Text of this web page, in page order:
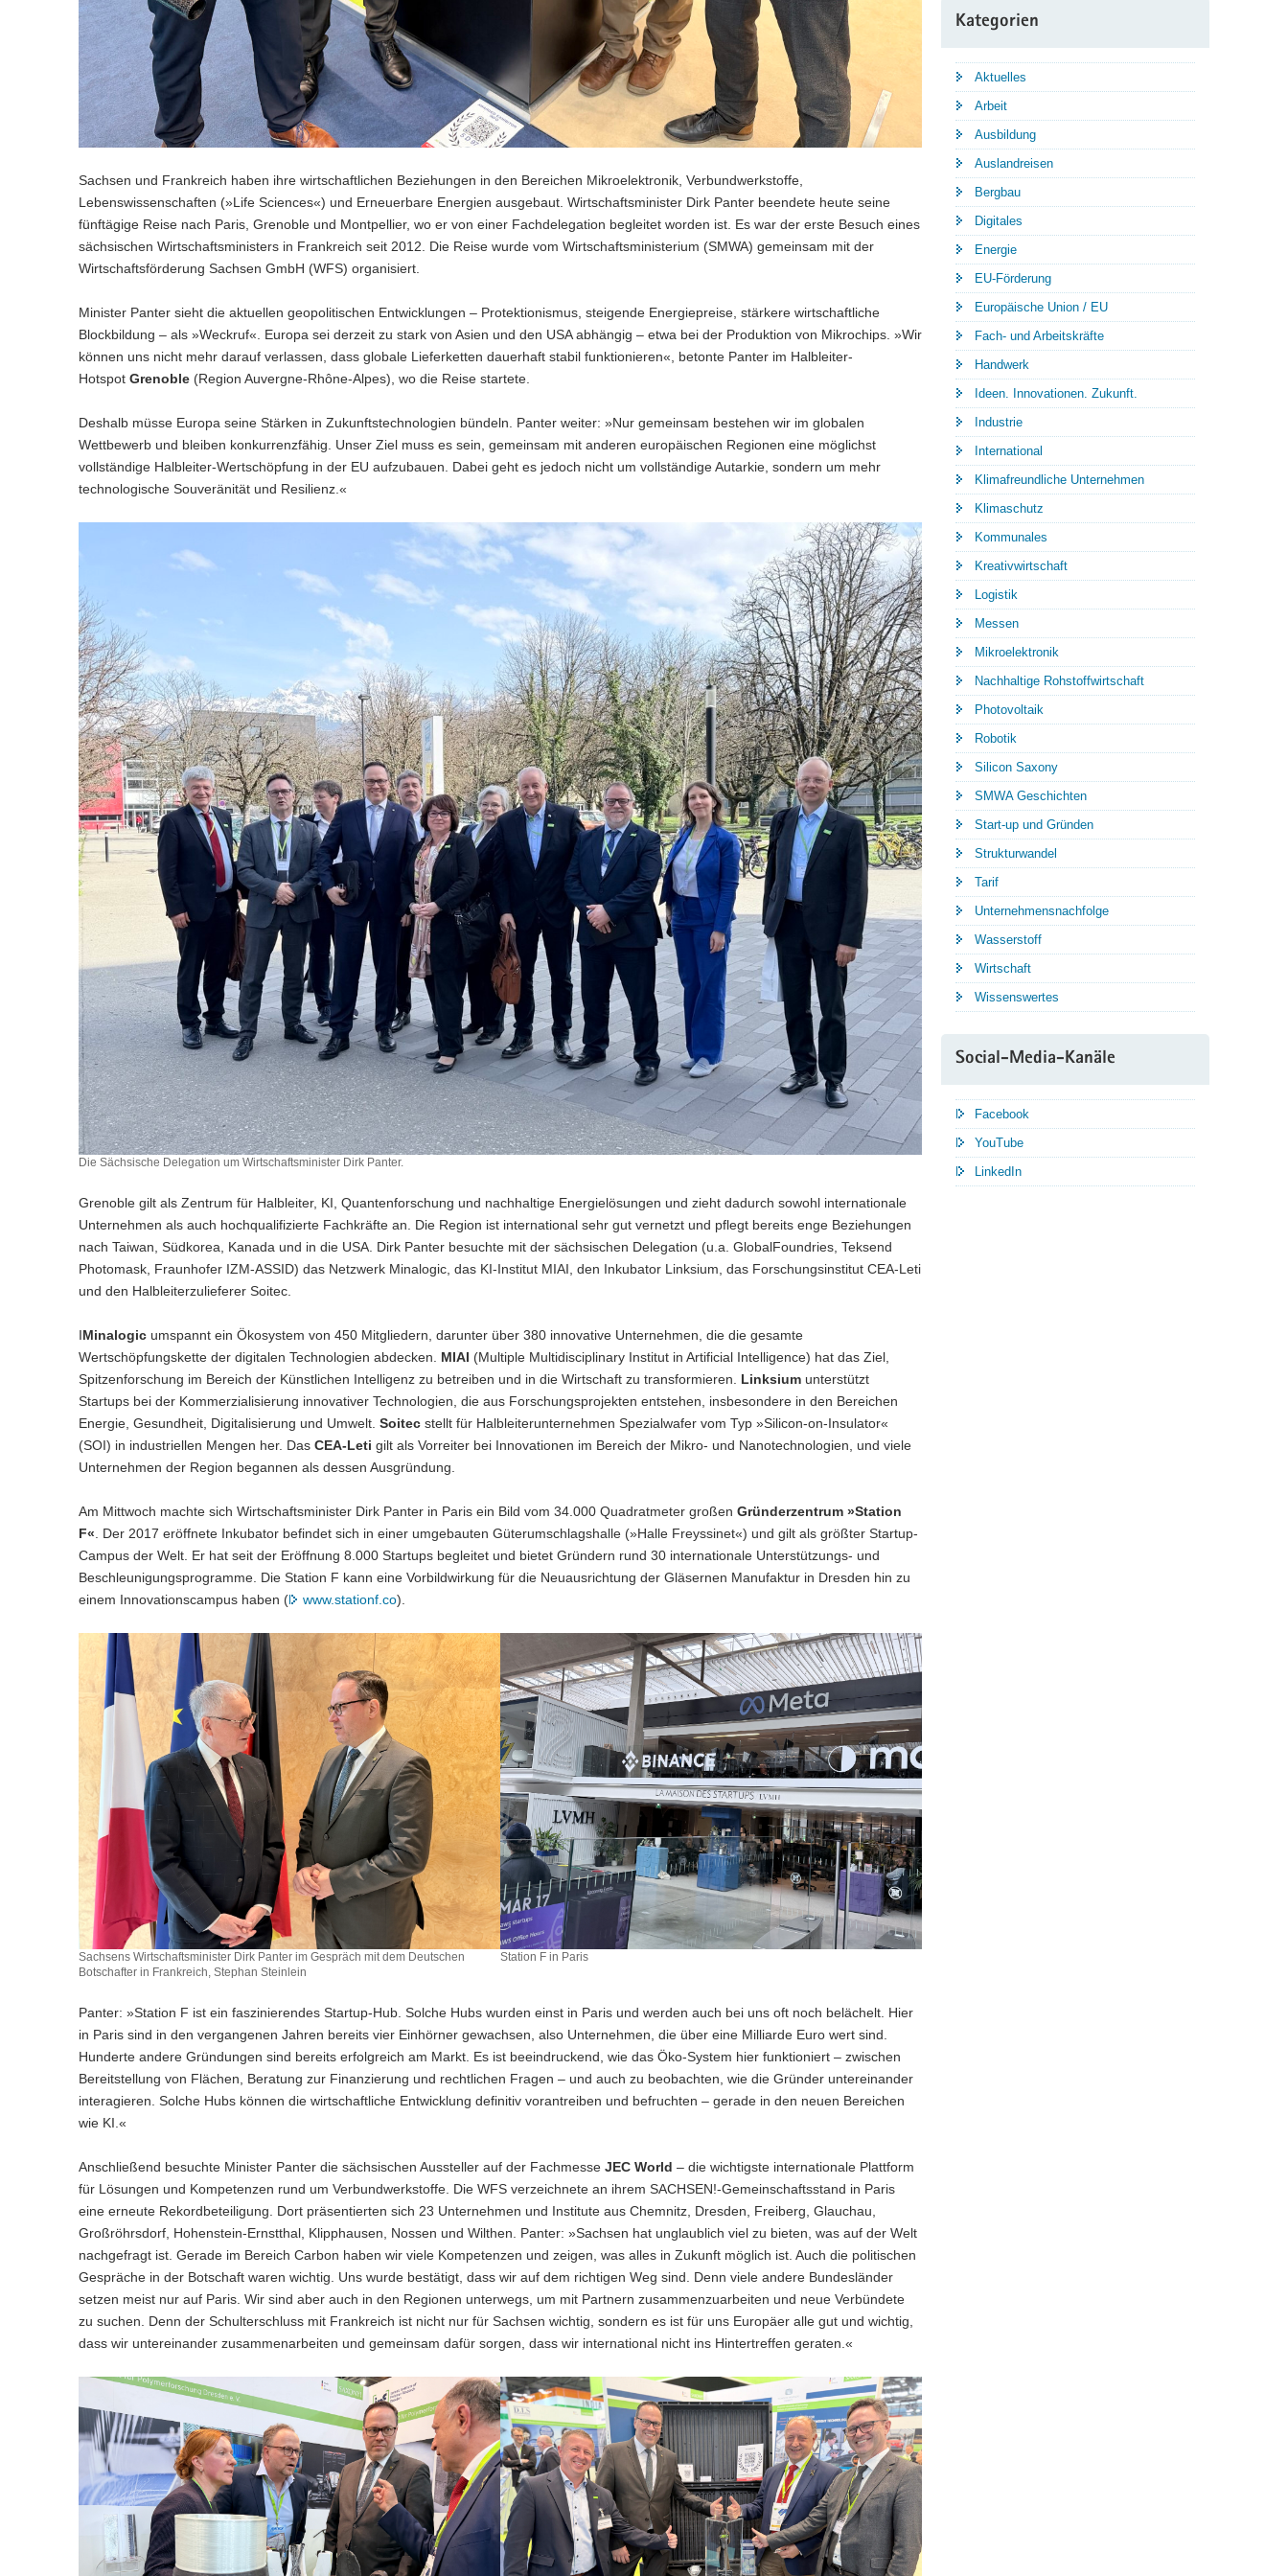
Sachsen und Frankreich haben ihre wirtschaftlichen Beziehungen in den Bereichen Mikroelektronik, Verbundwerkstoffe,
Lebenswissenschaften (»Life Sciences«) und Erneuerbare Energien ausgebaut. Wirtschaftsminister Dirk Panter beendete heute seine
fünftägige Reise nach Paris, Grenoble und Montpellier, wo er von einer Fachdelegation begleitet worden ist. Es war der erste Besuch eines
sächsischen Wirtschaftsministers in Frankreich seit 2012. Die Reise wurde vom Wirtschaftsministerium (SMWA) gemeinsam mit der
Wirtschaftsförderung Sachsen GmbH (WFS) organisiert.
Minister Panter sieht die aktuellen geopolitischen Entwicklungen – Protektionismus, steigende Energiepreise, stärkere wirtschaftliche
Blockbildung – als »Weckruf«. Europa sei derzeit zu stark von Asien und den USA abhängig – etwa bei der Produktion von Mikrochips. »Wir
können uns nicht mehr darauf verlassen, dass globale Lieferketten dauerhaft stabil funktionieren«, betonte Panter im Halbleiter-
Hotspot Grenoble (Region Auvergne-Rhône-Alpes), wo die Reise startete.
Deshalb müsse Europa seine Stärken in Zukunftstechnologien bündeln. Panter weiter: »Nur gemeinsam bestehen wir im globalen
Wettbewerb und bleiben konkurrenzfähig. Unser Ziel muss es sein, gemeinsam mit anderen europäischen Regionen eine möglichst
vollständige Halbleiter-Wertschöpfung in der EU aufzubauen. Dabei geht es jedoch nicht um vollständige Autarkie, sondern um mehr
technologische Souveränität und Resilienz.«
Die Sächsische Delegation um Wirtschaftsminister Dirk Panter.
Grenoble gilt als Zentrum für Halbleiter, KI, Quantenforschung und nachhaltige Energielösungen und zieht dadurch sowohl internationale
Unternehmen als auch hochqualifizierte Fachkräfte an. Die Region ist international sehr gut vernetzt und pflegt bereits enge Beziehungen
nach Taiwan, Südkorea, Kanada und in die USA. Dirk Panter besuchte mit der sächsischen Delegation (u.a. GlobalFoundries, Teksend
Photomask, Fraunhofer IZM-ASSID) das Netzwerk Minalogic, das KI-Institut MIAI, den Inkubator Linksium, das Forschungsinstitut CEA-Leti
und den Halbleiterzulieferer Soitec.
IMinalogic umspannt ein Ökosystem von 450 Mitgliedern, darunter über 380 innovative Unternehmen, die die gesamte
Wertschöpfungskette der digitalen Technologien abdecken. MIAI (Multiple Multidisciplinary Institut in Artificial Intelligence) hat das Ziel,
Spitzenforschung im Bereich der Künstlichen Intelligenz zu betreiben und in die Wirtschaft zu transformieren. Linksium unterstützt
Startups bei der Kommerzialisierung innovativer Technologien, die aus Forschungsprojekten entstehen, insbesondere in den Bereichen
Energie, Gesundheit, Digitalisierung und Umwelt. Soitec stellt für Halbleiterunternehmen Spezialwafer vom Typ »Silicon-on-Insulator«
(SOI) in industriellen Mengen her. Das CEA-Leti gilt als Vorreiter bei Innovationen im Bereich der Mikro- und Nanotechnologien, und viele
Unternehmen der Region begannen als dessen Ausgründung.
Am Mittwoch machte sich Wirtschaftsminister Dirk Panter in Paris ein Bild vom 34.000 Quadratmeter großen Gründerzentrum »Station
F« . Der 2017 eröffnete Inkubator befindet sich in einer umgebauten Güterumschlagshalle (»Halle Freyssinet«) und gilt als größter Startup-
Campus der Welt. Er hat seit der Eröffnung 8.000 Startups begleitet und bietet Gründern rund 30 internationale Unterstützungs- und
Beschleunigungsprogramme. Die Station F kann eine Vorbildwirkung für die Neuausrichtung der Gläsernen Manufaktur in Dresden hin zu
einem Innovationscampus haben (
www.stationf.co).
Sachsens Wirtschaftsminister Dirk Panter im Gespräch mit dem Deutschen
Botschafter in Frankreich, Stephan Steinlein
Station F in Paris
Panter: »Station F ist ein faszinierendes Startup-Hub. Solche Hubs wurden einst in Paris und werden auch bei uns oft noch belächelt. Hier
in Paris sind in den vergangenen Jahren bereits vier Einhörner gewachsen, also Unternehmen, die über eine Milliarde Euro wert sind.
Hunderte andere Gründungen sind bereits erfolgreich am Markt. Es ist beeindruckend, wie das Öko-System hier funktioniert – zwischen
Bereitstellung von Flächen, Beratung zur Finanzierung und rechtlichen Fragen – und auch zu beobachten, wie die Gründer untereinander
interagieren. Solche Hubs können die wirtschaftliche Entwicklung definitiv vorantreiben und befruchten – gerade in den neuen Bereichen
wie KI.«
Anschließend besuchte Minister Panter die sächsischen Aussteller auf der Fachmesse JEC World – die wichtigste internationale Plattform
für Lösungen und Kompetenzen rund um Verbundwerkstoffe. Die WFS verzeichnete an ihrem SACHSEN!-Gemeinschaftsstand in Paris
eine erneute Rekordbeteiligung. Dort präsentierten sich 23 Unternehmen und Institute aus Chemnitz, Dresden, Freiberg, Glauchau,
Großröhrsdorf, Hohenstein-Ernstthal, Klipphausen, Nossen und Wilthen. Panter: »Sachsen hat unglaublich viel zu bieten, was auf der Welt
nachgefragt ist. Gerade im Bereich Carbon haben wir viele Kompetenzen und zeigen, was alles in Zukunft möglich ist. Auch die politischen
Gespräche in der Botschaft waren wichtig. Uns wurde bestätigt, dass wir auf dem richtigen Weg sind. Denn viele andere Bundesländer
setzen meist nur auf Paris. Wir sind aber auch in den Regionen unterwegs, um mit Partnern zusammenzuarbeiten und neue Verbündete
zu suchen. Denn der Schulterschluss mit Frankreich ist nicht nur für Sachsen wichtig, sondern es ist für uns Europäer alle gut und wichtig,
dass wir untereinander zusammenarbeiten und gemeinsam dafür sorgen, dass wir international nicht ins Hintertreffen geraten.«
Kategorien
Aktuelles
Arbeit
Ausbildung
Auslandreisen
Bergbau
Digitales
Energie
EU-Förderung
Europäische Union / EU
Fach- und Arbeitskräfte
Handwerk
Ideen. Innovationen. Zukunft.
Industrie
International
Klimafreundliche Unternehmen
Klimaschutz
Kommunales
Kreativwirtschaft
Logistik
Messen
Mikroelektronik
Nachhaltige Rohstoffwirtschaft
Photovoltaik
Robotik
Silicon Saxony
SMWA Geschichten
Start-up und Gründen
Strukturwandel
Tarif
Unternehmensnachfolge
Wasserstoff
Wirtschaft
Wissenswertes
Social-Media-Kanäle
Facebook
YouTube
LinkedIn